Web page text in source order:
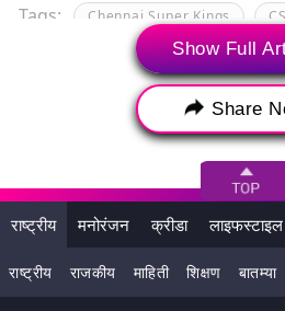
Tags: Chennai Super Kings
Indian Premier
MI MI vs CSK
Mumbai Indians
Mumbai Indians VS Chennai Super
Rituraj Gaikwad
Ruturaj Gaikwad Wankhede
Show Full
Share
राष्ट्रीय मनोरंजन क्रीडा लाइफस्टाइल
राष्ट्रीय राजकीय माहिती शिक्षण बातम्या